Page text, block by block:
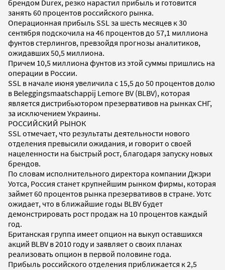
брендом Durex, резко нарастил прибыль и готовится
занять 60 процентов российского рынка.
Операционная прибыль SSL за шесть месяцев к 30
сентября подскочила на 46 процентов до 57,1 миллиона
фунтов стерлингов, превзойдя прогнозы аналитиков,
ожидавших 50,5 миллиона.
Причем 10,5 миллиона фунтов из этой суммы пришлись на
операции в России.
SSL в начале июня увеличила с 15,5 до 50 процентов долю
в Beleggingsmaatschappij Lemore BV (BLBV), которая
является дистрибьютором презервативов на рынках СНГ,
за исключением Украины.
РОССИЙСКИЙ РЫНОК
SSL отмечает, что результаты деятельности нового
отделения превысили ожидания, и говорит о своей
нацеленности на быстрый рост, благодаря запуску новых
брендов.
По словам исполнительного директора компании Джэри
Уотса, Россия станет крупнейшим рынком фирмы, которая
займет 60 процентов рынка презервативов в стране. Уотс
ожидает, что в ближайшие годы BLBV будет
демонстрировать рост продаж на 10 процентов каждый
год.
Британская группа имеет опцион на выкуп оставшихся
акций BLBV в 2010 году и заявляет о своих планах
реализовать опцион в первой половине года.
Прибыль российского отделения приближается к 2,5